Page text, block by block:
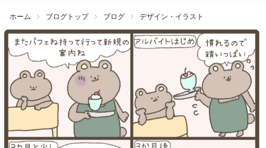
ホーム ブログトップ ブログ デザイン・イラスト